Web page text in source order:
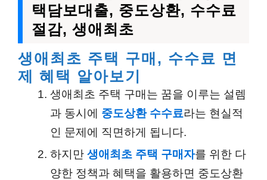
택담보대출, 중도상환, 수수료
절감, 생애최초
생애최초 주택 구매, 수수료 면
제 혜택 알아보기
생애최초 주택 구매는 꿈을 이루는 설렘
과 동시에 중도상환 수수료라는 현실적
인 문제에 직면하게 됩니다.
하지만 생애최초 주택 구매자를 위한 다
양한 정책과 혜택을 활용하면 중도상환